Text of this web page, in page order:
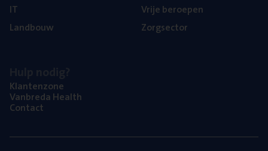
IT
Land­bouw
Vrije beroe­pen
Zorg­sec­tor
Klan­ten­zo­ne
Van­b­re­da Health
Con­tact